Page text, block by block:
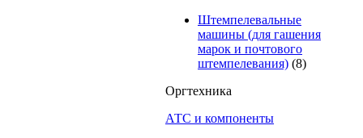
Штемпелевальные
машины (для гашения
марок и почтового
штемпелевания) (8)
Оргтехника
АТС и компоненты